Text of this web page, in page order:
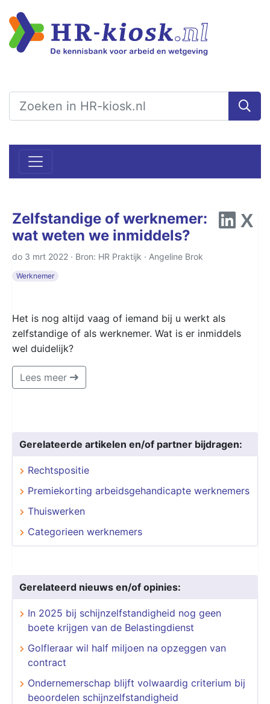
Zelfstandige of werknemer:
wat weten we inmiddels?
do 3 mrt 2022 · Bron: HR Praktijk · Angeline Brok
Werknemer
Het is nog altijd vaag of iemand bij u werkt als
zelfstandige of als werknemer. Wat is er inmiddels
wel duidelijk?
Lees meer
Gerelateerde artikelen en/of partner bijdragen:
Rechtspositie
Premiekorting arbeidsgehandicapte werknemers
Thuiswerken
Categorieen werknemers
Gerelateerd nieuws en/of opinies:
In 2025 bij schijnzelfstandigheid nog geen
boete krijgen van de Belastingdienst
Golfleraar wil half miljoen na opzeggen van
contract
Ondernemerschap blijft volwaardig criterium bij
beoordelen schijnzelfstandigheid